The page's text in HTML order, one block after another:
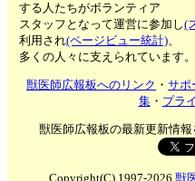
する人たちがボランティア
スタッフとなって運営に参加し(
利用され(ページビュー統計)、
多くの人々に支えられています。
獣医師広報板へのリンク ・サポ
集・ プラ
獣医師広報板の最新更新情報
Copyright(C) 1997-2026 獣